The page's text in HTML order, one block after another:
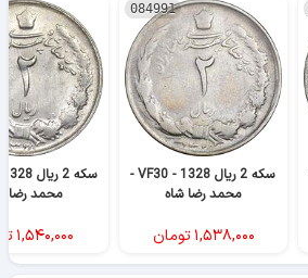
084991
سکه 2 ریال 1328 - VF30 -
محمد رضا شاه
۱,۵۳۸,۰۰۰تومان
محمد رضا
۱,۵۴۰,۰۰۰